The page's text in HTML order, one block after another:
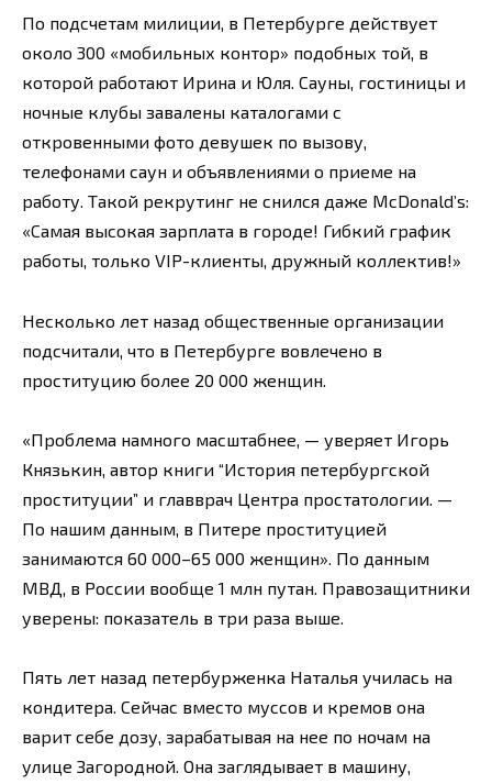
По подсчетам милиции, в Петербурге действует
около 300 «мобильных контор» подобных той, в
которой работают Ирина и Юля. Сауны, гостиницы и
ночные клубы завалены каталогами с
откровенными фото девушек по вызову,
телефонами саун и объявлениями о приеме на
работу. Такой рекрутинг не снился даже McDonald’s:
«Самая высокая зарплата в городе! Гибкий график
работы, только VIP-клиенты, дружный коллектив!»
Несколько лет назад общественные организации
подсчитали, что в Петербурге вовлечено в
проституцию более 20 000 женщин.
«Проблема намного масштабнее, — уверяет Игорь
Князькин, автор книги “История петербургской
проституции” и главврач Центра простатологии. —
По нашим данным, в Питере проституцией
занимаются 60 000–65 000 женщин». По данным
МВД, в России вообще 1 млн путан. Правозащитники
уверены: показатель в три раза выше.
Пять лет назад петербурженка Наталья училась на
кондитера. Сейчас вместо муссов и кремов она
варит себе дозу, зарабатывая на нее по ночам на
улице Загородной. Она заглядывает в машину,